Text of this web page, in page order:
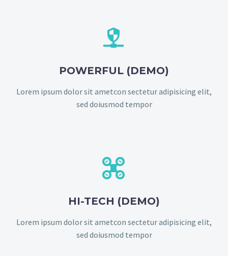


POWERFUL (DEMO)
Lorem ipsum dolor sit ametcon sectetur adipisicing elit,
sed doiusmod tempor


HI-TECH (DEMO)
Lorem ipsum dolor sit ametcon sectetur adipisicing elit,
sed doiusmod tempor